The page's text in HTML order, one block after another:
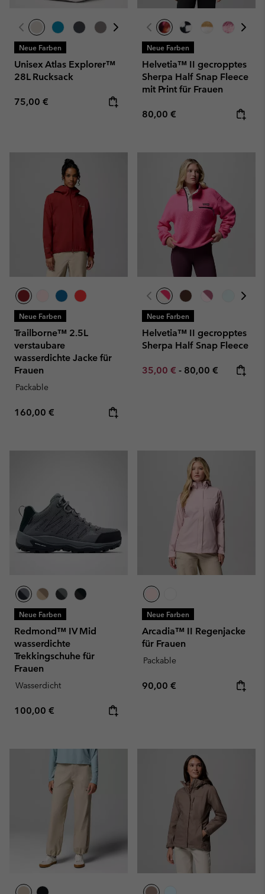
Neue Farben
Unisex Atlas Explorer™
28L Rucksack
Regular price:
75,00 €
Neue Farben
Helvetia™ II gecropptes
Sherpa Half Snap Fleece
mit Print für Frauen
Regular price:
80,00 €
Neue Farben
Trailborne™ 2.5L
verstaubare
wasserdichte Jacke für
Frauen
Packable
Regular price:
160,00 €
Neue Farben
Helvetia™ II gecropptes
Sherpa Half Snap Fleece
Minimum sale price:
35,00 € - Maximum price:
80,00 €
Neue Farben
Redmond™ IV Mid
wasserdichte
Trekkingschuhe für
Frauen
Wasserdicht
Regular price:
100,00 €
Neue Farben
Arcadia™ II Regenjacke
für Frauen
Packable
Regular price:
90,00 €